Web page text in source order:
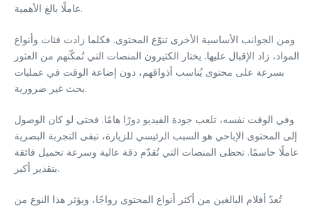
عاملًا بالغ الأهمية.
ومن الجوانب الأساسية الأخرى تنوّع المحتوى. فكلما زادت فئات وأنواع
المواد، زاد الإقبال عليها. يختار الكثيرون المنصات التي تُمكّنهم من العثور
بسرعة على محتوى يُناسب أذواقهم، دون إضاعة الوقت في عمليات
بحث غير ضرورية.
وفي الوقت نفسه، تلعب جودة الفيديو دورًا هامًا. فحتى لو كان الوصول
إلى المحتوى الإباحي هو السبب الرئيسي للزيارة، تبقى التجربة البصرية
عاملًا حاسمًا. تحظى المنصات التي تُقدّم دقة عالية وسرعة تحميل فائقة
بتقدير أكبر.
تُعدّ أفلام البالغين من أكثر أنواع المحتوى رواجًا، ويؤثر هذا النوع من